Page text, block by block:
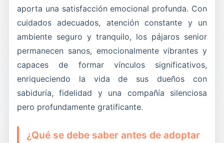
aporta una satisfacción emocional profunda. Con
cuidados adecuados, atención constante y un
ambiente seguro y tranquilo, los pájaros senior
permanecen sanos, emocionalmente vibrantes y
capaces de formar vínculos significativos,
enriqueciendo la vida de sus dueños con
sabiduría, fidelidad y una compañía silenciosa
pero profundamente gratificante.
¿Qué se debe saber antes de adoptar